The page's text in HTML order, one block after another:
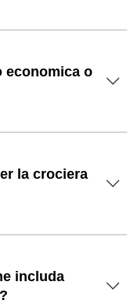
economica o
la crociera
includa